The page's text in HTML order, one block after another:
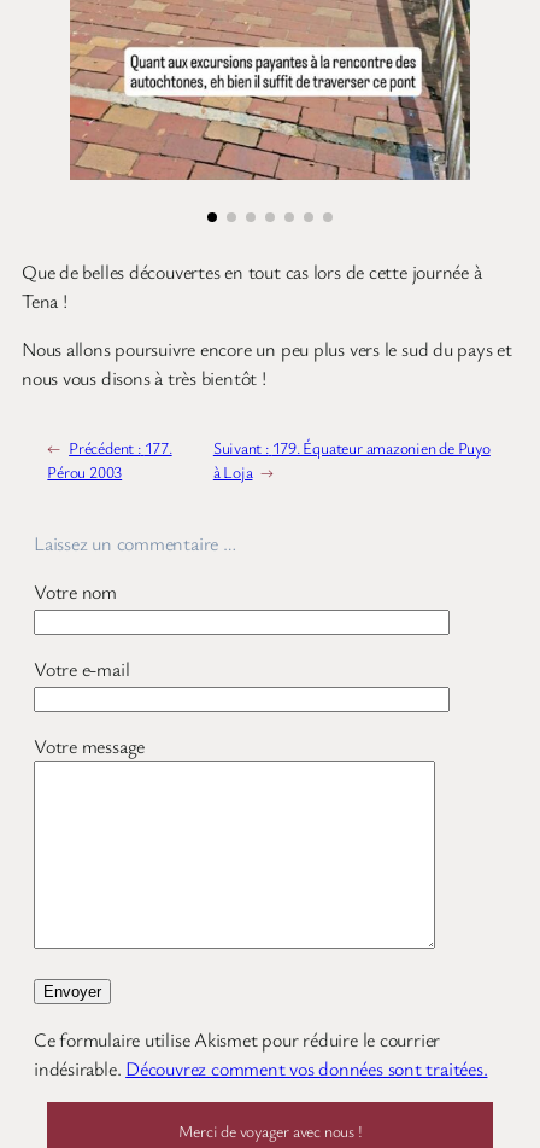
Que de belles découvertes en tout cas lors de cette journée à
Tena !
Nous allons poursuivre encore un peu plus vers le sud du pays et
nous vous disons à très bientôt !
← Précédent : 177.
Pérou 2003
Suivant : 179. Équateur amazonien de Puyo
à Loja →
Laissez un commentaire …
Votre nom
Votre e-mail
Votre message
Ce formulaire utilise Akismet pour réduire le courrier
indésirable. Découvrez comment vos données sont traitées.
Merci de voyager avec nous !